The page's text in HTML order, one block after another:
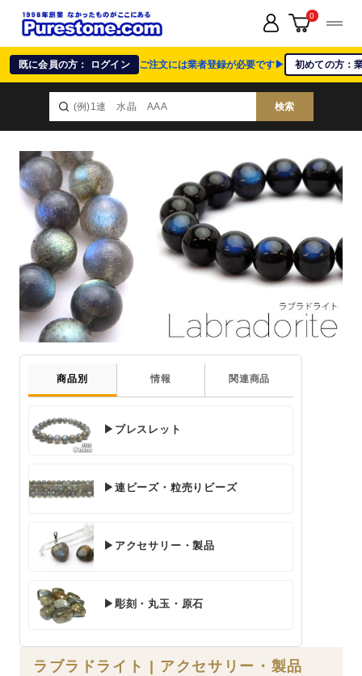
既に会員の方： ログイン ご注文には業者登録が必要です▶ 初めての方：
検索
0
商品別 情報 関連商品
▶ブレスレット
▶連ビーズ・粒売りビーズ
▶アクセサリー・製品
▶彫刻・丸玉・原石
ラブラドライト | アクセサリー・製品